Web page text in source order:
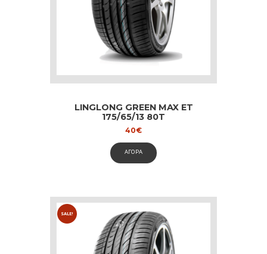
LINGLONG GREEN MAX ET
175/65/13 80T
40€
ΑΓΟΡΑ
SALE!